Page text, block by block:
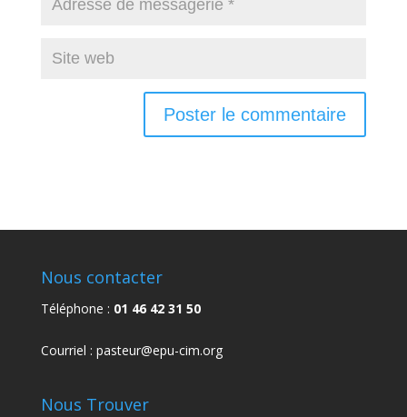
Nous contacter
Téléphone : 01 46 42 31 50
Courriel : pasteur@epu-cim.org
Nous Trouver